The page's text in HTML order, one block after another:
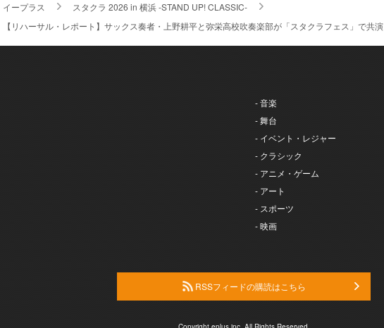
イープラス
スタクラ 2026 in 横浜 -STAND UP! CLASSIC-
【リハーサル・レポート】サックス奏者・上野耕平と弥栄高校吹奏楽部が「スタクラフェス」で共演
- 音楽
- 舞台
- イベント・レジャー
- クラシック
- アニメ・ゲーム
- アート
- スポーツ
- 映画
RSSフィードの購読はこちら